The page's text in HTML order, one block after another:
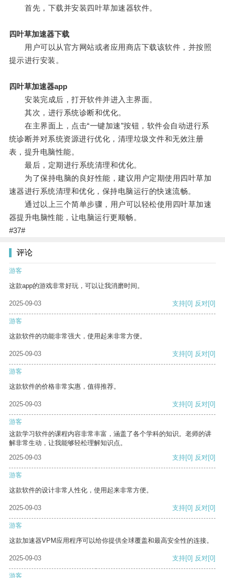
首先，下载并安装四叶草加速器软件。
四叶草加速器下载
用户可以从官方网站或者应用商店下载该软件，并按照
提示进行安装。
四叶草加速器app
安装完成后，打开软件并进入主界面。
其次，进行系统诊断和优化。
在主界面上，点击“一键加速”按钮，软件会自动进行系
统诊断并对系统资源进行优化，清理垃圾文件和无效注册
表，提升电脑性能。
最后，定期进行系统清理和优化。
为了保持电脑的良好性能，建议用户定期使用四叶草加
速器进行系统清理和优化，保持电脑运行的快速流畅。
通过以上三个简单步骤，用户可以轻松使用四叶草加速
器提升电脑性能，让电脑运行更顺畅。
#37#
评论
游客
这款app的游戏非常好玩，可以让我消磨时间。
2025-09-03 支持[0] 反对[0]
游客
这款软件的功能非常强大，使用起来非常方便。
2025-09-03 支持[0] 反对[0]
游客
这款软件的价格非常实惠，值得推荐。
2025-09-03 支持[0] 反对[0]
游客
这款学习软件的课程内容非常丰富，涵盖了各个学科的知识。老师的讲
解非常生动，让我能够轻松理解知识点。
2025-09-03
支持[0] 反对[0]
游客
这款软件的设计非常人性化，使用起来非常方便。
2025-09-03 支持[0] 反对[0]
游客
这款加速器VPM应用程序可以给你提供全球覆盖和最高安全性的连接。
2025-09-03 支持[0] 反对[0]
游客